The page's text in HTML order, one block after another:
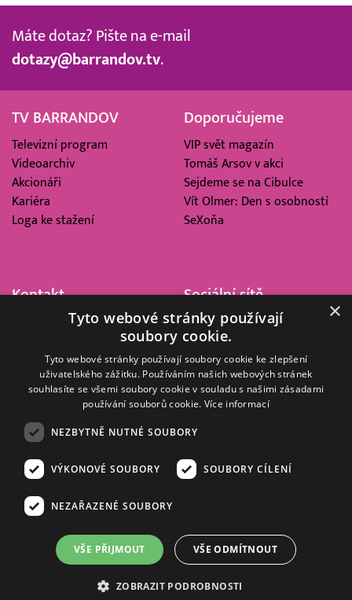
Máte dotaz? Pište na e-mail
dotazy@barrandov.tv.
TV BARRANDOV
Televizní program
Videoarchiv
Akcionáři
Kariéra
Loga ke stažení
Doporučujeme
VIP svět magazín
Tomáš Arsov v akci
Sejdeme se na Cibulce
Vít Olmer: Den s osobností
SeXoňa
Kontakt
Barrandov Televizní Studio,
Kříženeckého nám. 322
152 00 Praha 5
IČ 416 93 311
Sociální sítě
© 2008–2026 EMPRESA MEDIA, a.s. Všechna práva vyhrazena.
Zásady ochrany osobních a dalších zpracovávaných údajů
Informace o měření sledovanosti videa ve video archivu
Nielsen Digital Measurement
. Využíváme grafické podklady z
depositphotos.com .
×
Tyto webové stránky používají
soubory cookie.
Tyto webové stránky používají soubory cookie ke zlepšení
uživatelského zážitku. Používáním našich webových stránek
souhlasíte se všemi soubory cookie v souladu s našimi zásadami
používání souborů cookie. Více informací
NEZBYTNĚ NUTNÉ SOUBORY
VÝKONOVÉ SOUBORY SOUBORY CÍLENÍ
NEZAŘAZENÉ SOUBORY
VŠE PŘIJMOUT VŠE ODMÍTNOUT
ZOBRAZIT PODROBNOSTI